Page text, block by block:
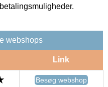
webshops
Link
Besøg webshop